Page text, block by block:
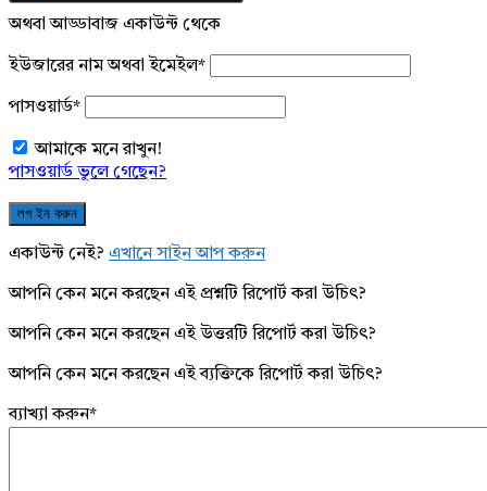
অথবা আড্ডাবাজ একাউন্ট থেকে
ইউজারের নাম অথবা ইমেইল*
পাসওয়ার্ড*
আমাকে মনে রাখুন!
পাসওয়ার্ড ভুলে গেছেন?
একাউন্ট নেই? এখানে সাইন আপ করুন
আপনি কেন মনে করছেন এই প্রশ্নটি রিপোর্ট করা উচিৎ?
আপনি কেন মনে করছেন এই উত্তরটি রিপোর্ট করা উচিৎ?
আপনি কেন মনে করছেন এই ব্যক্তিকে রিপোর্ট করা উচিৎ?
ব্যাখ্যা করুন*